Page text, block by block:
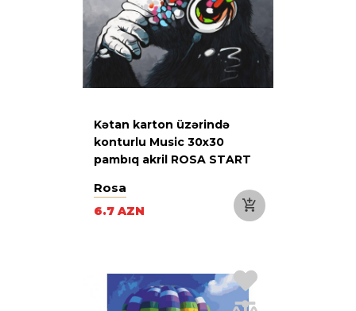
Kətan karton üzərində
konturlu Music 30x30
pambıq akril ROSA START
Rosa
6.7 AZN